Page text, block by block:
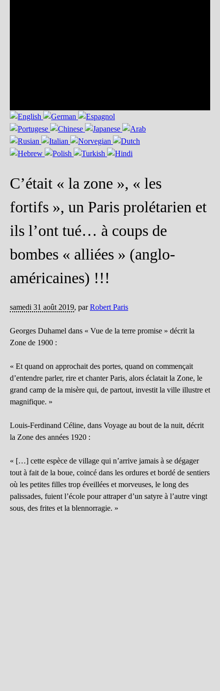
C’était « la zone », « les
fortifs », un Paris prolétarien et
ils l’ont tué… à coups de
bombes « alliées » (anglo-
américaines) !!!
samedi 31 août 2019, parRobert Paris
Georges Duhamel dans « Vue de la terre promise » décrit la
Zone de 1900 :
« Et quand on approchait des portes, quand on commençait
d’entendre parler, rire et chanter Paris, alors éclatait la Zone, le
grand camp de la misère qui, de partout, investit la ville illustre et
magnifique. »
Louis-Ferdinand Céline, dans Voyage au bout de la nuit, décrit
la Zone des années 1920 :
« […] cette espèce de village qui n’arrive jamais à se dégager
tout à fait de la boue, coincé dans les ordures et bordé de sentiers
où les petites filles trop éveillées et morveuses, le long des
palissades, fuient l’école pour attraper d’un satyre à l’autre vingt
sous, des frites et la blennorragie. »